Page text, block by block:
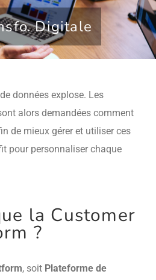
Digitale
données explose. Les
alors demandées comment
de mieux gérer et utiliser ces
pour personnaliser chaque
la Customer
?
, soit Plateforme de